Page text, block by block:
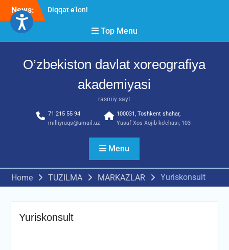
Skip
content
News:
Diqqat e’lon!
Akademiyada kasbiy ijodiy
imtihon jarayonlari
RESPUBLIKA ILMIY-
Top Menu
O’zbekiston davlat xoreografiya
akademiyasi
rasmiy sayt
71 215 55 94
milliyraqs@umail.uz
100031, Toshkent shahar,
Yusuf Xos Xojib ko‘chasi, 103
Menu
Home TUZILMA MARKAZLAR Yuriskonsult
Yuriskonsult